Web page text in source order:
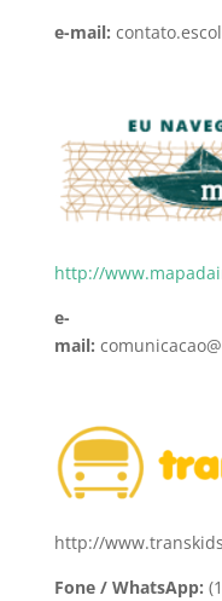
e-mail:
http://
e-
mail:
http://
Fone / WhatsApp: